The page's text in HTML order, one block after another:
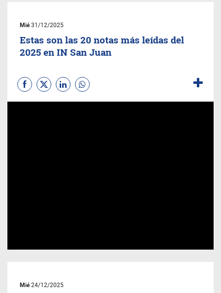
Mié31/12/2025
Estas son las 20 notas más leídas del
2025 en IN San Juan
Mié24/12/2025